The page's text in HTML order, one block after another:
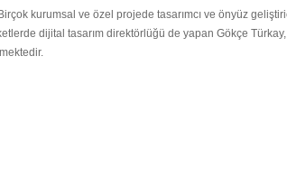
kurumsal ve özel projede tasarımcı ve önyüz
dijital tasarım direktörlüğü de yapan Gökçe Türkay,